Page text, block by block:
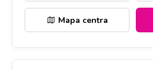
Mapa centra